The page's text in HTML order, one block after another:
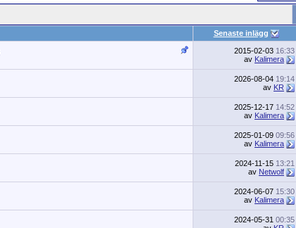
Senaste inlägg
2015-02-03 16:33
av Kalimera
2026-08-04 19:14
av KR
2025-12-17 14:52
av Kalimera
2025-01-09 09:56
av Kalimera
2024-11-15 13:21
av Netwolf
2024-06-07 15:30
av Kalimera
2024-05-31 00:35